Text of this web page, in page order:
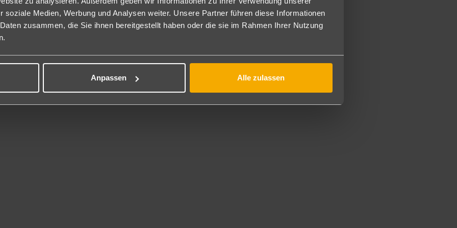
soziale Medien, Werbung und Analysen weiter. Unsere Partner führen diese Informationen
zusammen, die Sie ihnen bereitgestellt haben oder die sie im Rahmen Ihrer Nutzung
Anpassen Alle zulassen
Abendessen und Mittagessen á la carte.
Tee und Gebäck am Nachmittag (16 -17 Uhr). Alkoholfreie und alkoholische Getränke sind von 11-23 Uhr im
und in den Bars inklusive.
Beachvolleyball, Schnorcheln, ausgewähltes Yoga und verschiedene nicht-motorisierte Wassersportarten.
(PADI), Fahrradverleih, Reitausflüge, Golfplatz außerhalb des Geländes, Kitesurfen und Hochseefischen.